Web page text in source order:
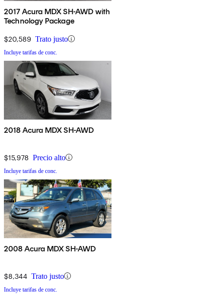
2017 Acura MDX SH-AWD with
Technology Package
$20,589 Trato justo
Incluye tarifas de conc.
2018 Acura MDX SH-AWD
$15,978 Precio alto
Incluye tarifas de conc.
2008 Acura MDX SH-AWD
$8,344 Trato justo
Incluye tarifas de conc.